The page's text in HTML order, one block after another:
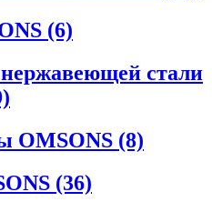
(6)
стали
OMSONS (8)
(36)